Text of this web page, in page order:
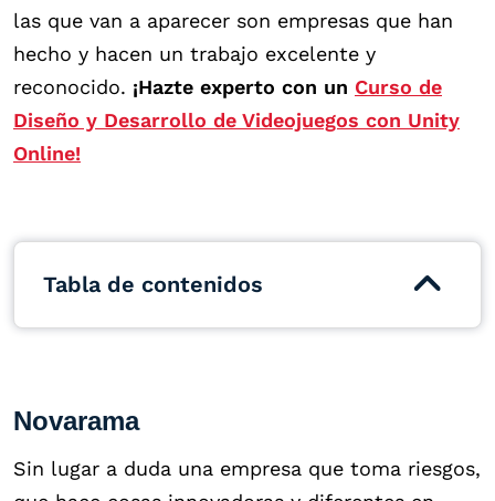
las que van a aparecer son empresas que han
hecho y hacen un trabajo excelente y
reconocido. ¡Hazte experto con un Curso de
Diseño y Desarrollo de Videojuegos con Unity
Online!
Tabla de contenidos
Novarama
Sin lugar a duda una empresa que toma riesgos,